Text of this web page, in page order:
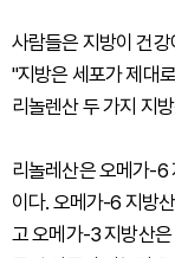
사람들은 지방이 건
"지방은 세포가 제대
리놀렌산 두 가지 지
리놀레산은 오메가-6
이다. 오메가-6 지방
고 오메가-3 지방산